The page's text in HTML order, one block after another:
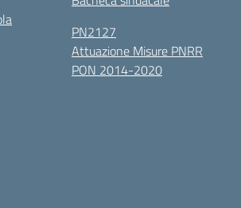
PN2127
Attuazione Misure PNRR
PON 2014-2020